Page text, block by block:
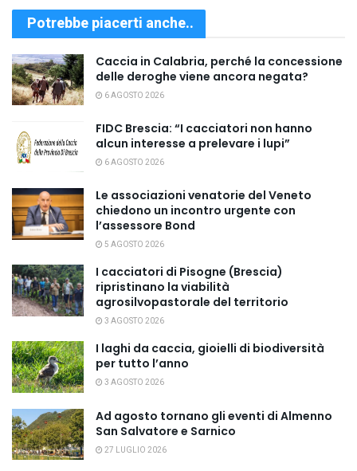
Potrebbe piacerti anche..
Caccia in Calabria, perché la concessione
delle deroghe viene ancora negata?
6 AGOSTO 2026
FIDC Brescia: “I cacciatori non hanno
alcun interesse a prelevare i lupi”
6 AGOSTO 2026
Le associazioni venatorie del Veneto
chiedono un incontro urgente con
l’assessore Bond
5 AGOSTO 2026
I cacciatori di Pisogne (Brescia)
ripristinano la viabilità
agrosilvopastorale del territorio
3 AGOSTO 2026
I laghi da caccia, gioielli di biodiversità
per tutto l’anno
3 AGOSTO 2026
Ad agosto tornano gli eventi di Almenno
San Salvatore e Sarnico
27 LUGLIO 2026